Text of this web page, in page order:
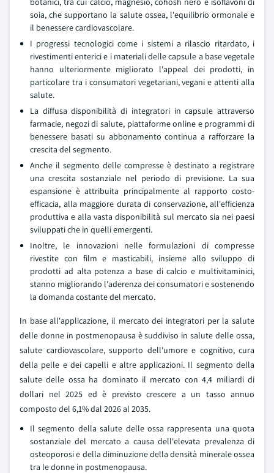
soia, che supportano la salute ossea, l'equilibrio ormonale e
il benessere cardiovascolare.
I progressi tecnologici come i sistemi a rilascio ritardato, i
rivestimenti enterici e i materiali delle capsule a base vegetale
hanno ulteriormente migliorato l'appeal dei prodotti, in
particolare tra i consumatori vegetariani, vegani e attenti alla
salute.
La diffusa disponibilità di integratori in capsule attraverso
farmacie, negozi di salute, piattaforme online e programmi di
benessere basati su abbonamento continua a rafforzare la
crescita del segmento.
Anche il segmento delle compresse è destinato a registrare
una crescita sostanziale nel periodo di previsione. La sua
espansione è attribuita principalmente al rapporto costo-
efficacia, alla maggiore durata di conservazione, all'efficienza
produttiva e alla vasta disponibilità sul mercato sia nei paesi
sviluppati che in quelli emergenti.
Inoltre, le innovazioni nelle formulazioni di compresse
rivestite con film e masticabili, insieme allo sviluppo di
prodotti ad alta potenza a base di calcio e multivitaminici,
stanno migliorando l'aderenza dei consumatori e sostenendo
la domanda costante del mercato.
In base all'applicazione, il mercato dei integratori per la salute
delle donne in postmenopausa è suddiviso in salute delle ossa,
salute cardiovascolare, supporto dell'umore e cognitivo, cura
della pelle e dei capelli e altre applicazioni. Il segmento della
salute delle ossa ha dominato il mercato con 4,4 miliardi di
dollari nel 2025 ed è previsto crescere a un tasso annuo
composto del 6,1% dal 2026 al 2035.
Il segmento della salute delle ossa rappresenta una quota
sostanziale del mercato a causa dell'elevata prevalenza di
osteoporosi e della diminuzione della densità minerale ossea
tra le donne in postmenopausa.